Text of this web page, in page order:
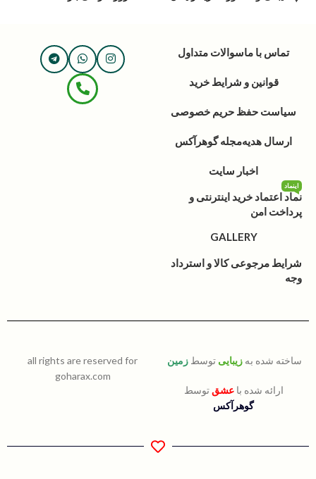
تماس با ماسوالات متداول
قوانین و شرایط خرید
سیاست حفظ حریم خصوصی
ارسال هدیهمجله گوهرآکس
اخبار سایت
نماد اعتماد خرید اینترنتی و
پرداخت امن
اینماد
GALLERY
شرایط مرجوعی کالا و استرداد
وجه
ساخته شده به زیبایی توسط زمین
ارائه شده باعشق توسط
گوهرآکس
all rights are reserved for
goharax.com